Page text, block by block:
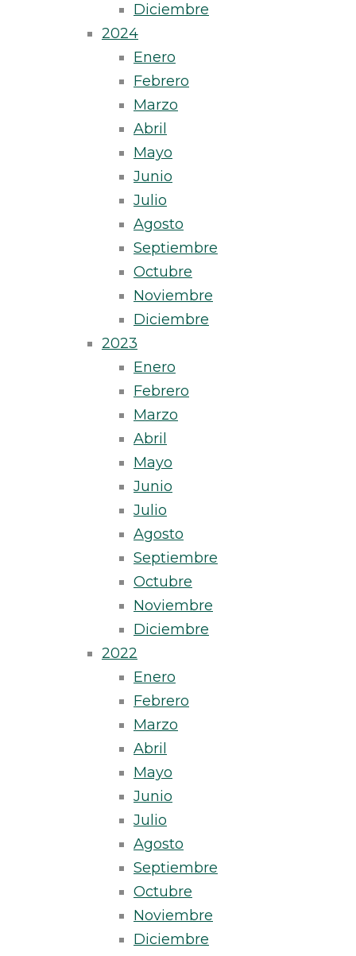
Diciembre
2024
Enero
Febrero
Marzo
Abril
Mayo
Junio
Julio
Agosto
Septiembre
Octubre
Noviembre
Diciembre
2023
Enero
Febrero
Marzo
Abril
Mayo
Junio
Julio
Agosto
Septiembre
Octubre
Noviembre
Diciembre
2022
Enero
Febrero
Marzo
Abril
Mayo
Junio
Julio
Agosto
Septiembre
Octubre
Noviembre
Diciembre